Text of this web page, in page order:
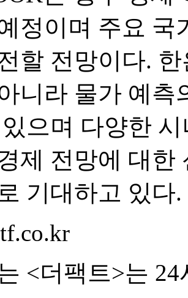
정이며 주요 국
할 전망이다.
니라 물가 예측
으며 다양한
제 전망에 대한
기대하고 있다.
<더팩트>는